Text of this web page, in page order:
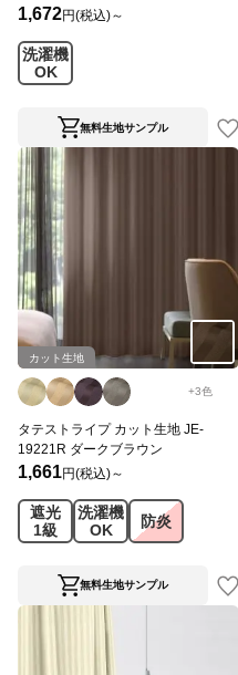
1,672円(税込)～
洗濯機
OK
無料生地サンプル
カット生地
+3色
タテストライプ カット生地 JE-
19221R ダークブラウン
1,661円(税込)～
遮光
1級
洗濯機
OK
防炎
無料生地サンプル